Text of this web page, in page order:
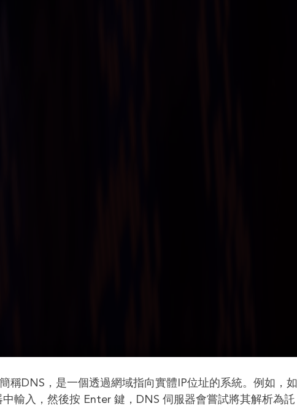
稱DNS，是一個透過網域指向實體IP位址的系統。例如，如
輸入，然後按 Enter 鍵，DNS 伺服器會嘗試將其解析為託